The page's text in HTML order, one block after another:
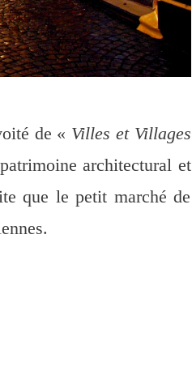
de « Villes et Villages
architectural et
que le petit marché de